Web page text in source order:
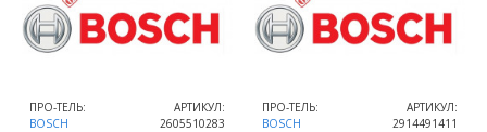
ПРО-ТЕЛЬ:
BOSCH
АРТИКУЛ:
2605510283
ПРО-ТЕЛЬ:
BOSCH
АРТИКУЛ:
2914491411